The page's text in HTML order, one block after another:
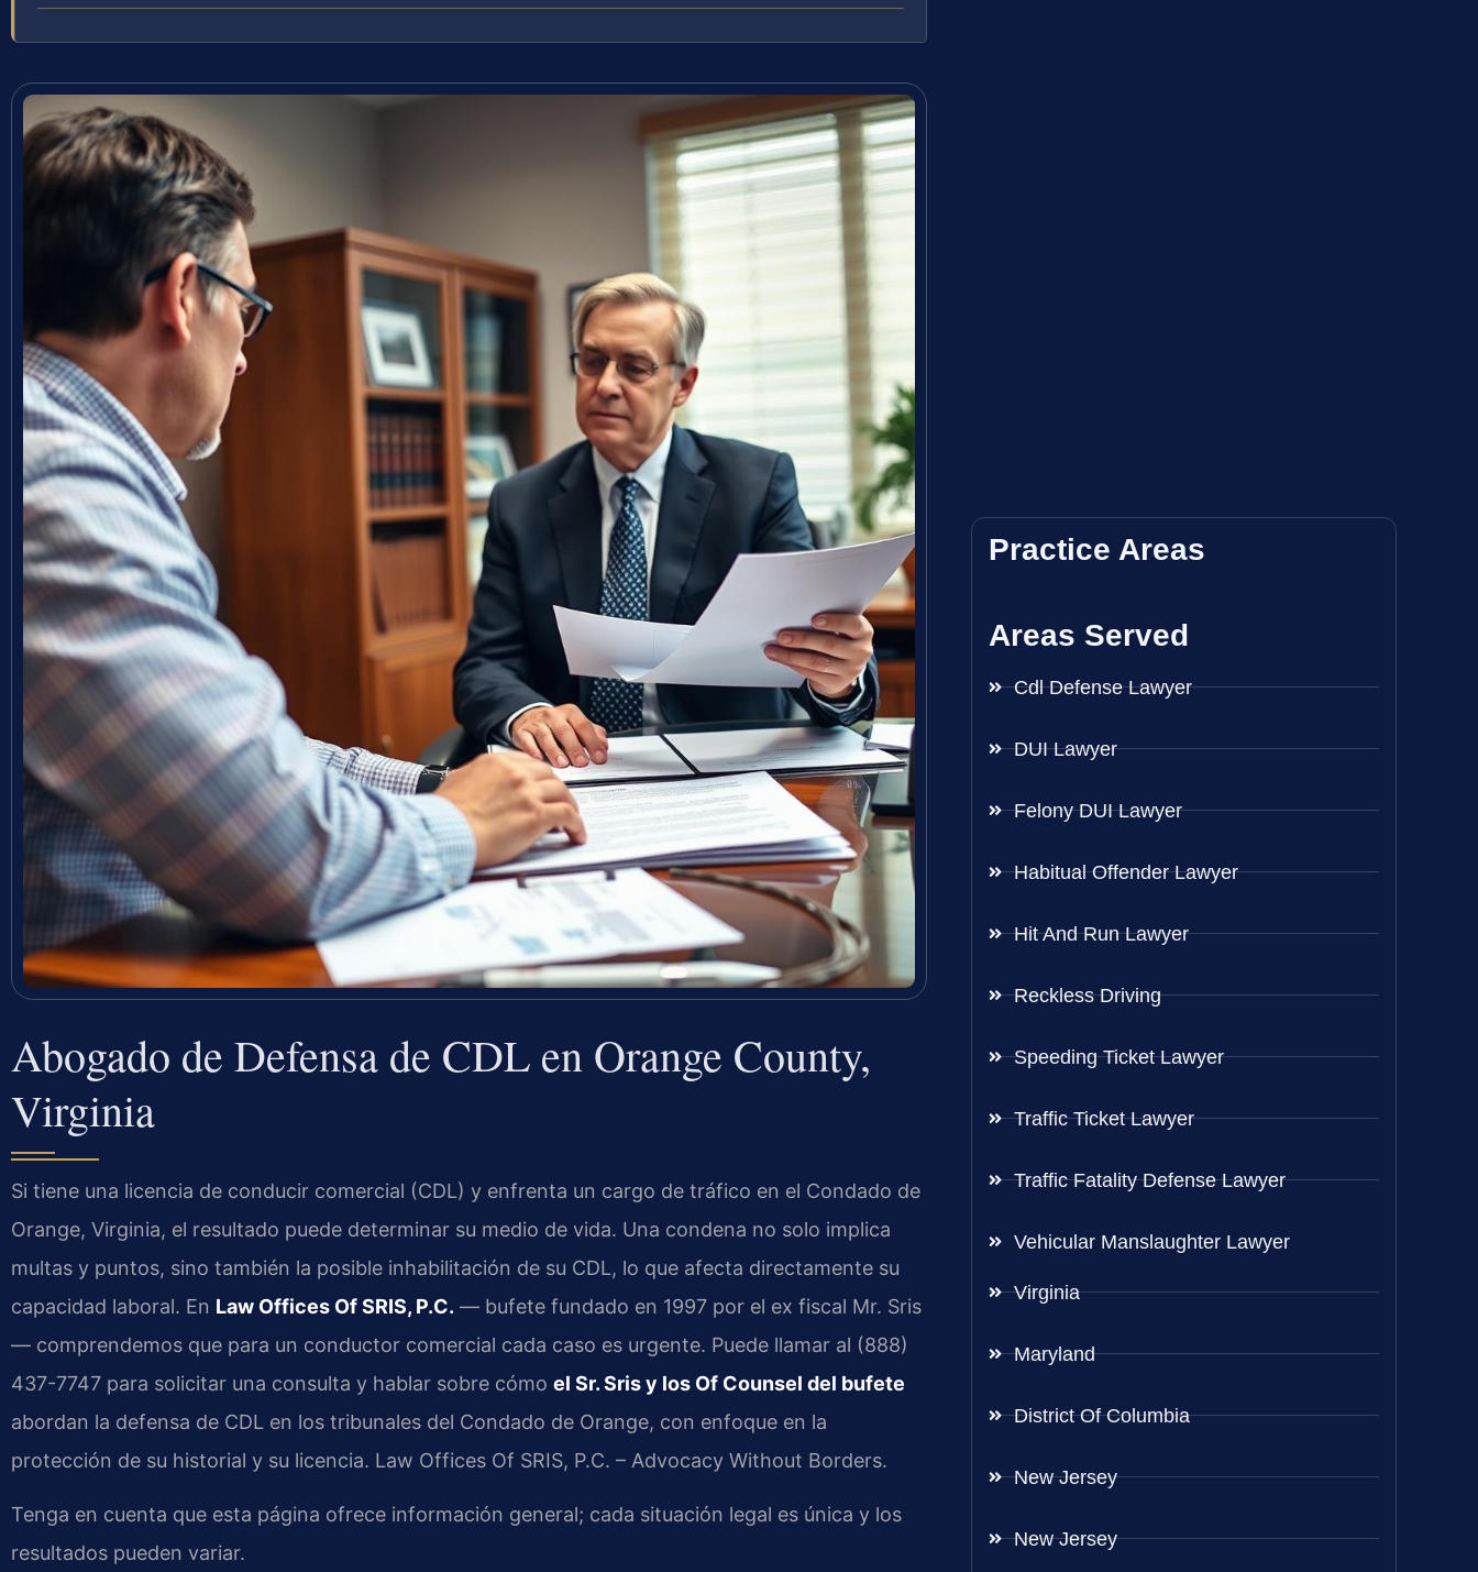
Abogado de Defensa de CDL en Orange County,
Virginia
Si tiene una licencia de conducir comercial (CDL) y enfrenta un cargo de tráfico en el Condado de
Orange, Virginia, el resultado puede determinar su medio de vida. Una condena no solo implica
multas y puntos, sino también la posible inhabilitación de su CDL, lo que afecta directamente su
capacidad laboral. En Law Offices Of SRIS, P.C. — bufete fundado en 1997 por el ex fiscal Mr. Sris
— comprendemos que para un conductor comercial cada caso es urgente. Puede llamar al (888)
437-7747 para solicitar una consulta y hablar sobre cómo el Sr. Sris y los Of Counsel del bufete
abordan la defensa de CDL en los tribunales del Condado de Orange, con enfoque en la
protección de su historial y su licencia. Law Offices Of SRIS, P.C. – Advocacy Without Borders.
Tenga en cuenta que esta página ofrece información general; cada situación legal es única y los
resultados pueden variar.
Practice Areas
Areas Served
Cdl Defense Lawyer
DUI Lawyer
Felony DUI Lawyer
Habitual Offender Lawyer
Hit And Run Lawyer
Reckless Driving
Speeding Ticket Lawyer
Traffic Ticket Lawyer
Traffic Fatality Defense Lawyer
Vehicular Manslaughter Lawyer
Virginia
Maryland
District Of Columbia
New Jersey
New Jersey